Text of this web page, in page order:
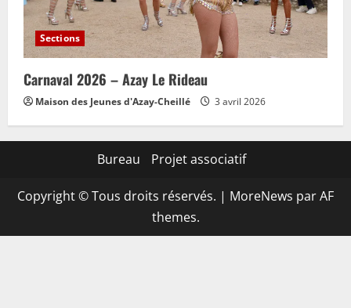
Sections
Carnaval 2026 – Azay Le Rideau
Maison des Jeunes d'Azay-Cheillé 3 avril 2026
Bureau Projet associatif
Copyright © Tous droits réservés. | MoreNews par AF
themes.